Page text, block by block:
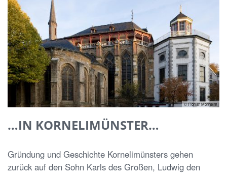
© Florian Monheim
…IN KORNELIMÜNSTER…
Gründung und Geschichte Kornelimünsters gehen
zurück auf den Sohn Karls des Großen, Ludwig den